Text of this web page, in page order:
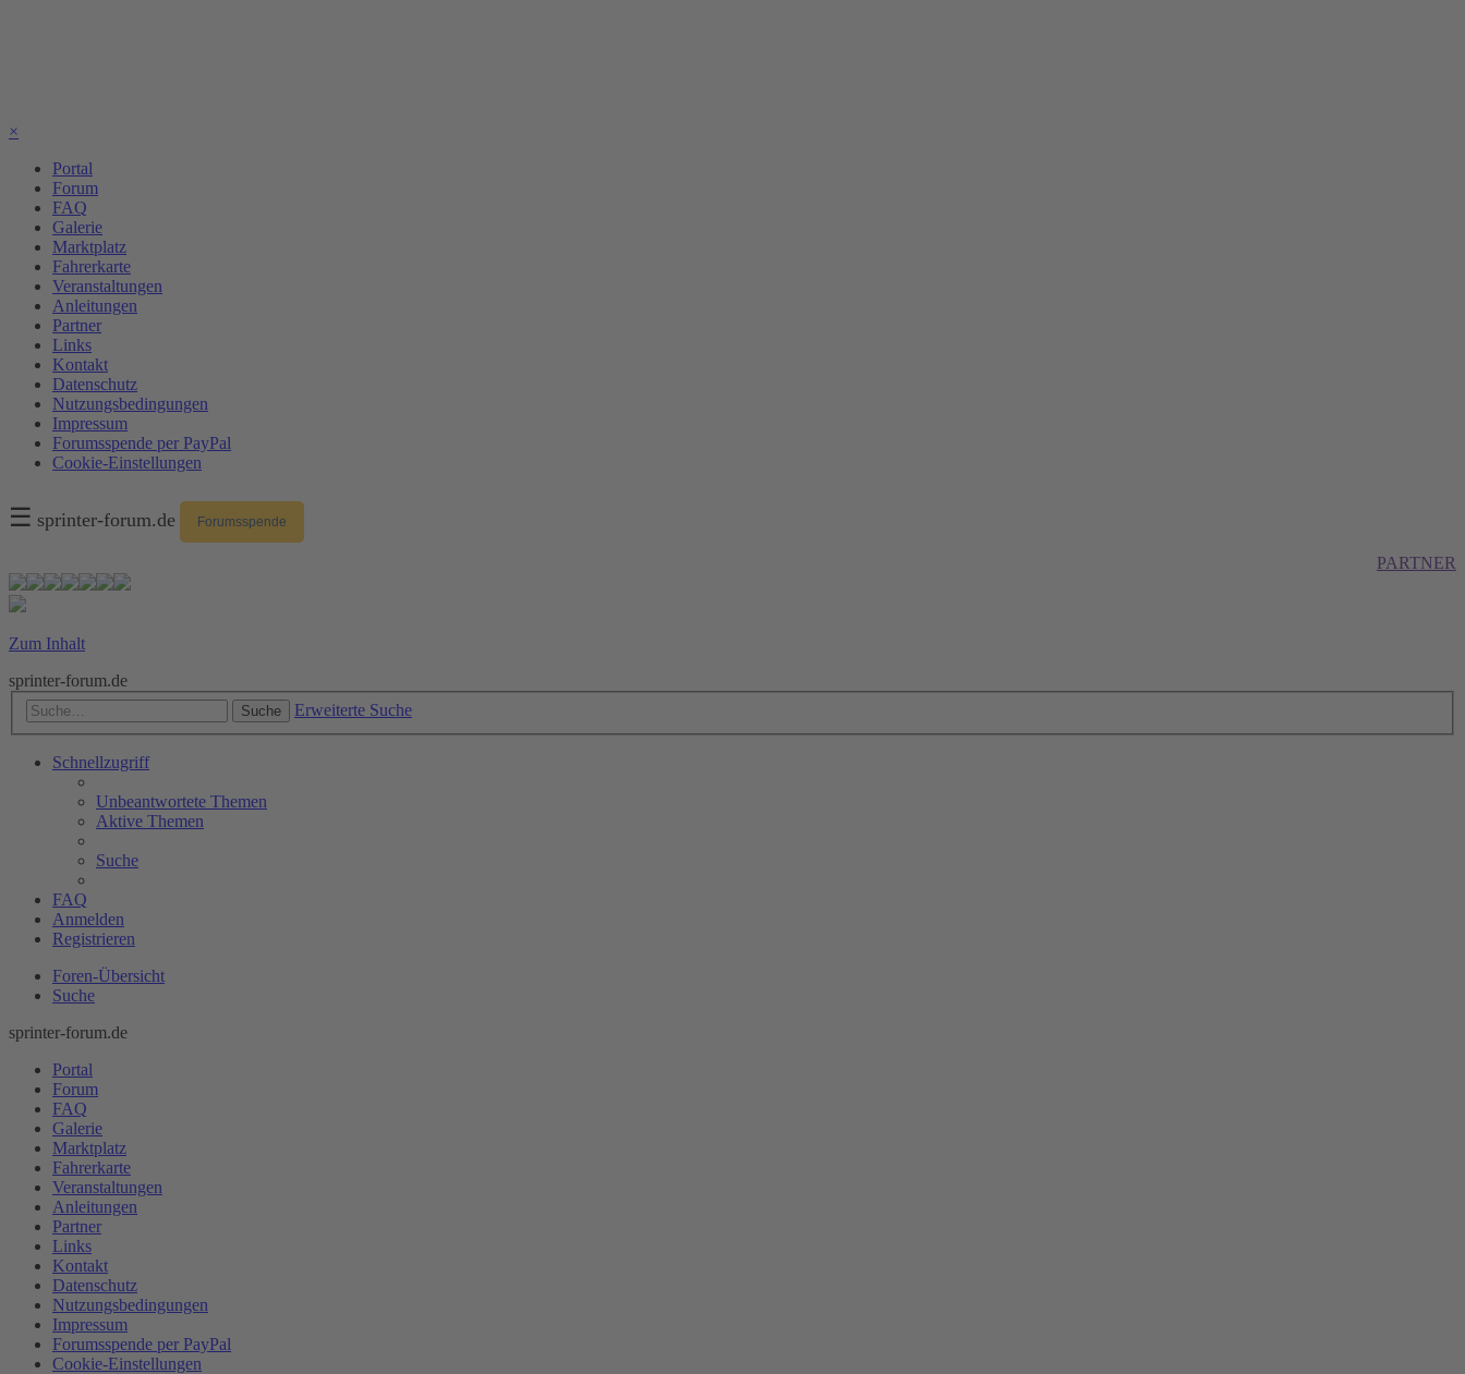
×
Portal
Forum
FAQ
Galerie
Marktplatz
Fahrerkarte
Veranstaltungen
Anleitungen
Partner
Links
Kontakt
Datenschutz
Nutzungsbedingungen
Impressum
Forumsspende per PayPal
Cookie-Einstellungen
☰ sprinter-forum.de Forumsspende
PARTNER
Zum Inhalt
sprinter-forum.de
Suche Erweiterte Suche
Schnellzugriff
Unbeantwortete Themen
Aktive Themen
Suche
FAQ
Anmelden
Registrieren
Foren-Übersicht
Suche
sprinter-forum.de
Portal
Forum
FAQ
Galerie
Marktplatz
Fahrerkarte
Veranstaltungen
Anleitungen
Partner
Links
Kontakt
Datenschutz
Nutzungsbedingungen
Impressum
Forumsspende per PayPal
Cookie-Einstellungen